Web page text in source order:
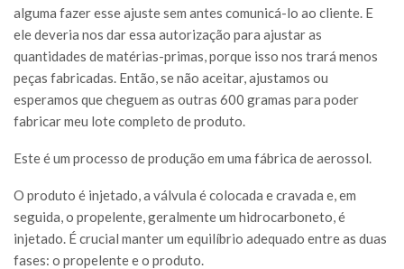
alguma fazer esse ajuste sem antes comunicá-lo ao cliente. E
ele deveria nos dar essa autorização para ajustar as
quantidades de matérias-primas, porque isso nos trará menos
peças fabricadas. Então, se não aceitar, ajustamos ou
esperamos que cheguem as outras 600 gramas para poder
fabricar meu lote completo de produto.
Este é um processo de produção em uma fábrica de aerossol.
O produto é injetado, a válvula é colocada e cravada e, em
seguida, o propelente, geralmente um hidrocarboneto, é
injetado. É crucial manter um equilíbrio adequado entre as duas
fases: o propelente e o produto.